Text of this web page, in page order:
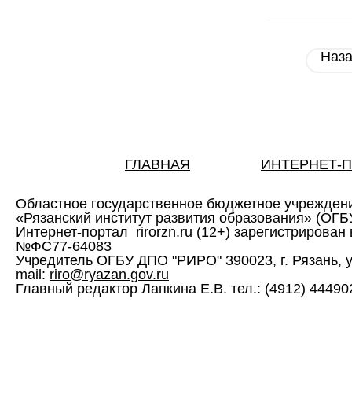
ГЛАВНАЯ ИНТЕРНЕТ-
Областное государственное бюджетное
«Рязанский институт развития образования»
Интернет-портал rirorzn.ru (12+)
№ФС77-64083
Учредитель ОГБУ ДПО "РИРО" 390023, г. Рязань,
mail: riro@ryazan.gov.ru
Главный редактор Лапкина Е.В. тел.: (4912)